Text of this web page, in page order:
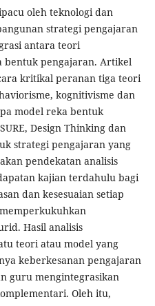
oleh teknologi dan
strategi pengajaran
antara teori
bentuk pengajaran. Artikel
kritikal peranan tiga teori
kognitivisme dan
model reka bentuk
Design Thinking dan
strategi pengajaran yang
pendekatan analisis
kajian terdahulu bagi
dan kesesuaian setiap
Hasil analisis
teori atau model yang
keberkesanan pengajaran
guru mengintegrasikan
Oleh itu,